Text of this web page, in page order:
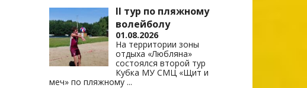
II тур по пляжному
волейболу
01.08.2026
На территории зоны
отдыха «Любляна»
состоялся второй тур
Кубка МУ СМЦ «Щит и
меч» по пляжному ...